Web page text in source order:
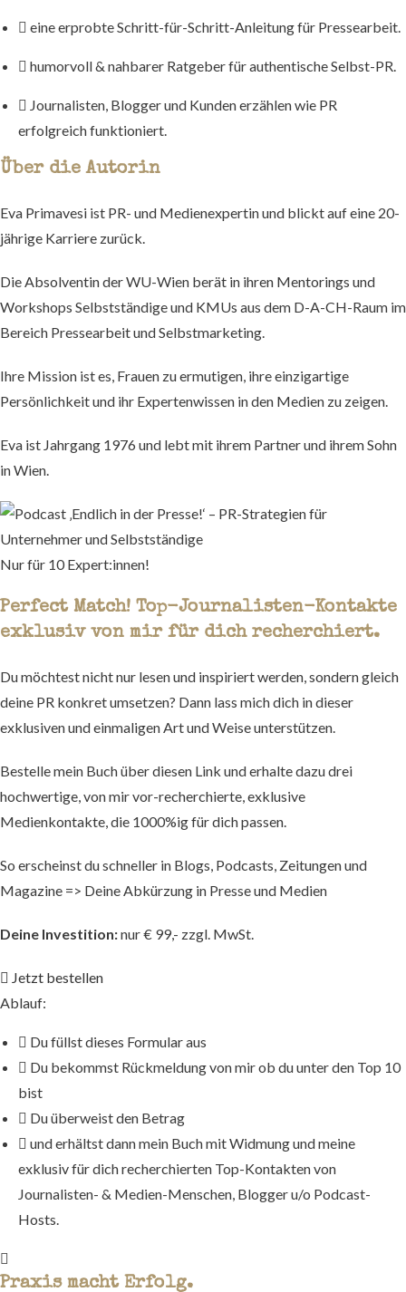
eine erprobte Schritt-für-Schritt-Anleitung für Pressearbeit.
humorvoll & nahbarer Ratgeber für authentische Selbst-PR.
Journalisten, Blogger und Kunden erzählen wie PR
erfolgreich funktioniert.
Über die Autorin
Eva Primavesi ist PR- und Medienexpertin und blickt auf eine 20-
jährige Karriere zurück.
Die Absolventin der WU-Wien berät in ihren Mentorings und
Workshops Selbstständige und KMUs aus dem D-A-CH-Raum im
Bereich Pressearbeit und Selbstmarketing.
Ihre Mission ist es, Frauen zu ermutigen, ihre einzigartige
Persönlichkeit und ihr Expertenwissen in den Medien zu zeigen.
Eva ist Jahrgang 1976 und lebt mit ihrem Partner und ihrem Sohn
in Wien.
Nur für 10 Expert:innen!
Perfect Match! Top-Journalisten-Kontakte
exklusiv von mir für dich recherchiert.
Du möchtest nicht nur lesen und inspiriert werden, sondern gleich
deine PR konkret umsetzen? Dann lass mich dich in dieser
exklusiven und einmaligen Art und Weise unterstützen.
Bestelle mein Buch über diesen Link und erhalte dazu drei
hochwertige, von mir vor-recherchierte, exklusive
Medienkontakte, die 1000%ig für dich passen.
So erscheinst du schneller in Blogs, Podcasts, Zeitungen und
Magazine => Deine Abkürzung in Presse und Medien
Deine Investition:nur € 99,- zzgl. MwSt.
Jetzt bestellen
Ablauf:
Du füllst dieses Formular aus
Du bekommst Rückmeldung von mir ob du unter den Top 10
bist
Du überweist den Betrag
und erhältst dann mein Buch mit Widmung und meine
exklusiv für dich recherchierten Top-Kontakten von
Journalisten- & Medien-Menschen, Blogger u/o Podcast-
Hosts.
Praxis macht Erfolg.